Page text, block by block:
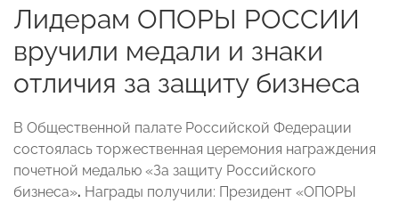
Лидерам ОПОРЫ РОССИИ
вручили медали и знаки
отличия за защиту бизнеса
В Общественной палате Российской Федерации
состоялась торжественная церемония награждения
почетной медалью «За защиту Российского
бизнеса». Награды получили: Президент «ОПОРЫ